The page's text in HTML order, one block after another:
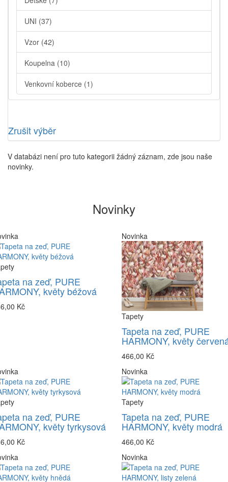
UNI (37)
Vzor (42)
Koupelna (10)
Venkovní koberce (1)
Zrušit výběr
V databázi není pro tuto kategorii žádný záznam, zde jsou naše
novinky.
Novinky
na zeď, PURE
květy béžová
Kč
Novinka
Tapety
Tapeta na zeď, PURE
HARMONY, květy
466,00 Kč
na zeď, PURE
květy tyrkysová
Kč
Novinka
Tapety
Tapeta na zeď, PURE
HARMONY, květy modrá
466,00 Kč
Novinka